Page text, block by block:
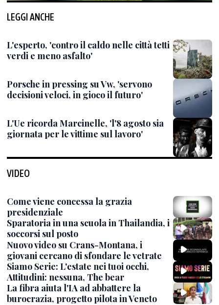
LEGGI ANCHE
L'esperto, 'contro il caldo nelle città tetti
verdi e meno asfalto'
Porsche in pressing su Vw, 'servono
decisioni veloci, in gioco il futuro'
L'Ue ricorda Marcinelle, 'l'8 agosto sia
giornata per le vittime sul lavoro'
VIDEO
Come viene concessa la grazia
presidenziale
Sparatoria in una scuola in Thailandia, i
soccorsi sul posto
Nuovo video su Crans-Montana, i
giovani cercano di sfondare le vetrate
Siamo Serie: L'estate nei tuoi occhi,
Attitudini: nessuna, The bear
La fibra aiuta l'IA ad abbattere la
burocrazia, progetto pilota in Veneto